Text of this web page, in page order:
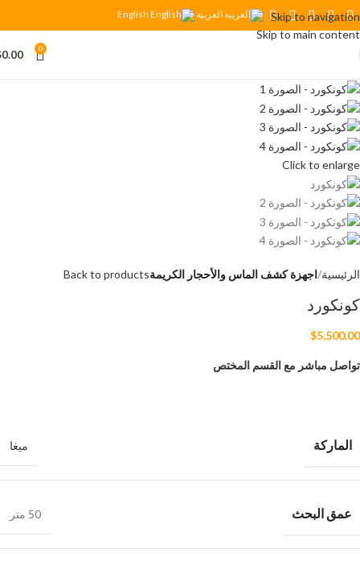
Skip to navigation
Skip to main content
العربية English
0
0.00
Click to enlarge
الرئيسية اجهزة كشف الماس والأحجار الكريمةBack to products
كونكورد
$5,500.00
تواصل مباشر مع القسم المختص
الماركة ميغا
عمق البحث 50 متر